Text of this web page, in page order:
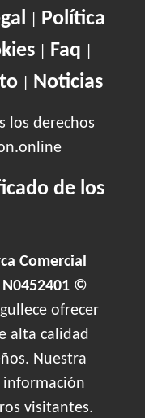
Política
Faq
| Noticias
los derechos
de los
Comercial
N0452401 ©
ofrecer
alta calidad
Nuestra
visitantes.